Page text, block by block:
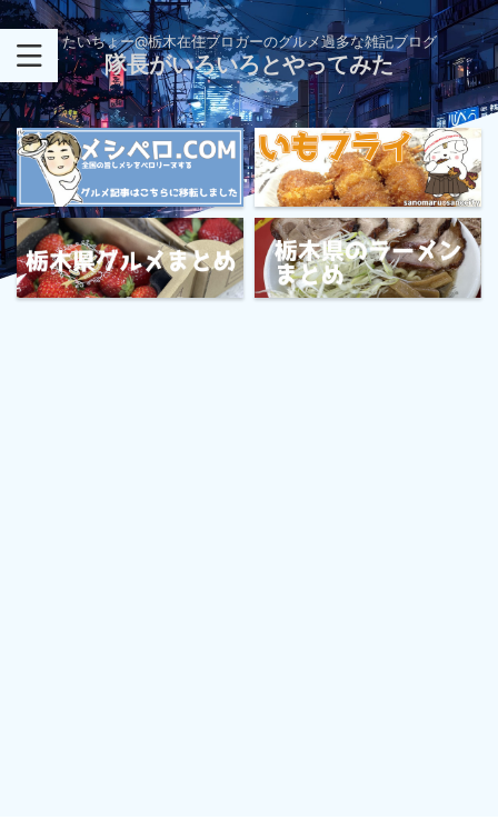
たいちょー@栃木在住ブロガーのグルメ過多な雑記ブログ
隊長がいろいろとやってみた